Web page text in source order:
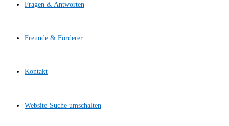
Fragen & Antworten
Freunde & Förderer
Kontakt
Website-Suche umschalten